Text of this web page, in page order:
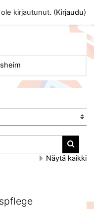
hakusyöttöä
ole kirjautunut. (Kirjaudu)
Etsi
Näytä kaikki